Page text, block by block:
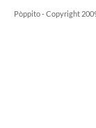
Pòppito - Copyright